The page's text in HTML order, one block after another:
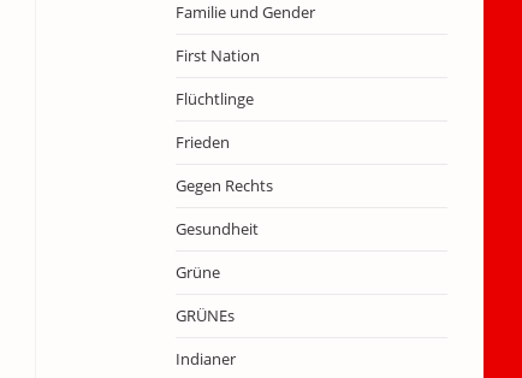
Familie und Gender
First Nation
Flüchtlinge
Frieden
Gegen Rechts
Gesundheit
Grüne
GRÜNEs
Indianer